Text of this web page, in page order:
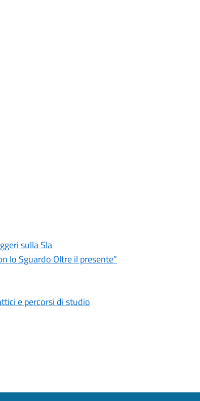
sulla Sla
lo Sguardo Oltre il presente”
e percorsi di studio